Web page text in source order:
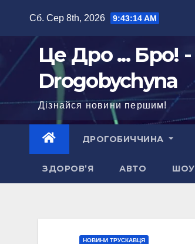
Сб. Сер 8th, 2026 9:43:15 AM
Це Дро ... Бро! -
Drogobychyna
Дізнайся новини першим!
ДРОГОБИЧЧИНА
ЗДОРОВ’Я АВТО ШОУ
НОВИНИ ТРУСКАВЦЯ